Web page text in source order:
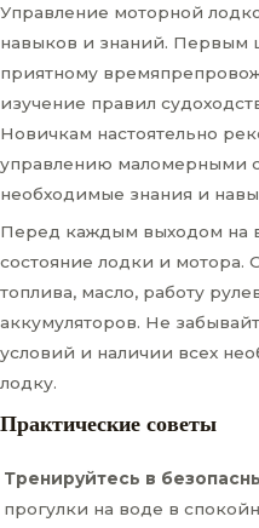
Управление моторной
навыков и знаний. Первым
приятному
изучение правил
Новичкам настоятельно
управлению маломерными
необходимые знания и
Перед каждым выходом на
состояние лодки и мотора.
топлива, масло, работу
аккумуляторов. Не
условий и наличии всех
лодку.
Практические советы
Тренируйтесь в
прогулки на воде в